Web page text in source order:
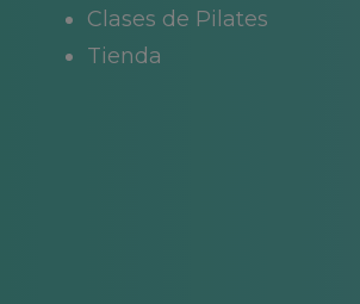
Clases de Pilates
Tienda